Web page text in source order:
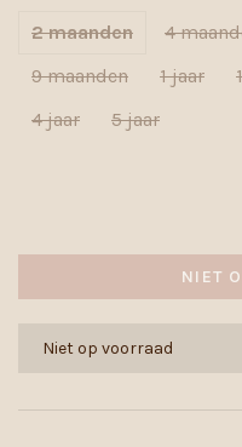
2 maanden 4
9 maanden
1 jaar
4 jaar
5 jaar
NIET
Niet op voorraad